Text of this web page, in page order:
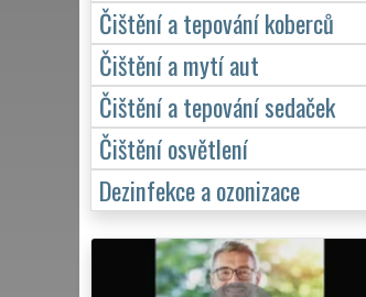
Čištění a tepování koberců
Čištění a mytí aut
Čištění a tepování sedaček
Čištění osvětlení
Dezinfekce a ozonizace